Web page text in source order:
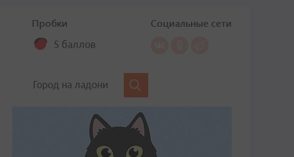
Пробки
5 баллов
Социальные сети
Город на ладони